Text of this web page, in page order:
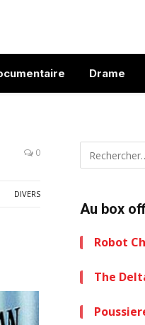
Drame
0
DIVERS
Au box
Robot
The